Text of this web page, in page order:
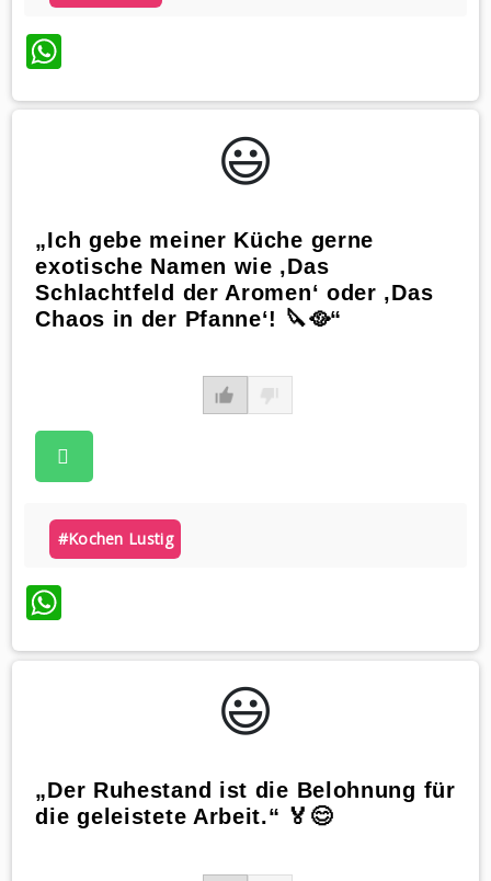
WhatsApp
😃️
„Ich gebe meiner Küche gerne
exotische Namen wie ‚Das
Schlachtfeld der Aromen‘ oder ‚Das
Chaos in der Pfanne‘! 🔪🥘“
#kochen Lustig
WhatsApp
😃️
„Der Ruhestand ist die Belohnung für
die geleistete Arbeit.“ 🏅😊